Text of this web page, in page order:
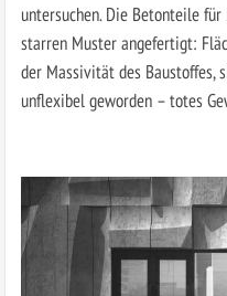
untersuchen. Die Betonteile
starren Muster angefertigt:
der Massivität des Baustoffes,
unflexibel geworden – totes